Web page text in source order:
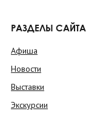
РАЗДЕЛЫ САЙТА
Афиша
Новости
Выставки
Экскурсии